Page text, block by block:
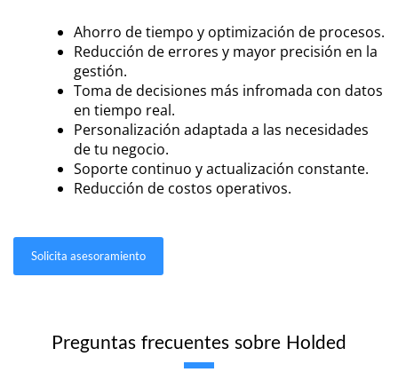
Ahorro de tiempo y optimización de procesos.
Reducción de errores y mayor precisión en la
gestión.
Toma de decisiones más infromada con datos
en tiempo real.
Personalización adaptada a las necesidades
de tu negocio.
Soporte continuo y actualización constante.
Reducción de costos operativos.
Solicita asesoramiento
Preguntas frecuentes sobre Holded